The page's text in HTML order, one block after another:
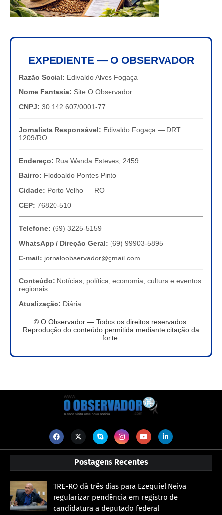
EXPEDIENTE — O OBSERVADOR
Razão Social: Edivaldo Alves Fogaça
Nome Fantasia: Site O Observador
CNPJ: 30.142.607/0001-77
Jornalista Responsável: Edivaldo Fogaça — DRT
1209/RO
Endereço: Rua Wanda Esteves, 2459
Bairro: Flodoaldo Pontes Pinto
Cidade: Porto Velho — RO
CEP: 76820-510
Telefone: (69) 3225-5159
WhatsApp / Direção Geral: (69) 99903-5895
E-mail: jornaloobservador@gmail.com
Conteúdo: Notícias, política, economia, cultura e eventos
regionais
Atualização: Diária
© O Observador — Todos os direitos reservados.
Reprodução do conteúdo permitida mediante citação da
fonte.
Postagens Recentes
TRE-RO dá três dias para Ezequiel Neiva
regularizar pendência em registro de
candidatura a deputado federal